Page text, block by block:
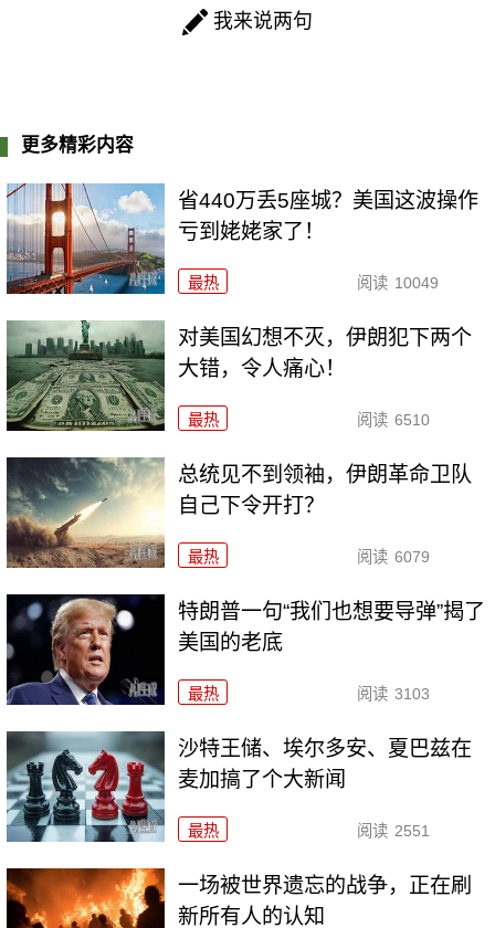
我来说两句
更多精彩内容
省440万丢5座城？美国这波操作
亏到姥姥家了！
最热 阅读 10049
对美国幻想不灭，伊朗犯下两个
大错，令人痛心！
最热 阅读 6510
总统见不到领袖，伊朗革命卫队
自己下令开打？
最热 阅读 6079
特朗普一句“我们也想要导弹”揭了
美国的老底
最热 阅读 3103
沙特王储、埃尔多安、夏巴兹在
麦加搞了个大新闻
最热 阅读 2551
一场被世界遗忘的战争，正在刷
新所有人的认知